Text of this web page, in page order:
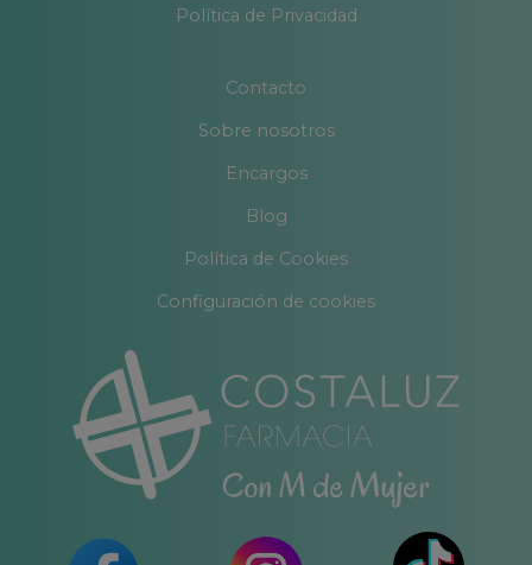
Política de Privacidad
Contacto
Sobre nosotros
Encargos
Blog
Política de Cookies
Configuración de cookies